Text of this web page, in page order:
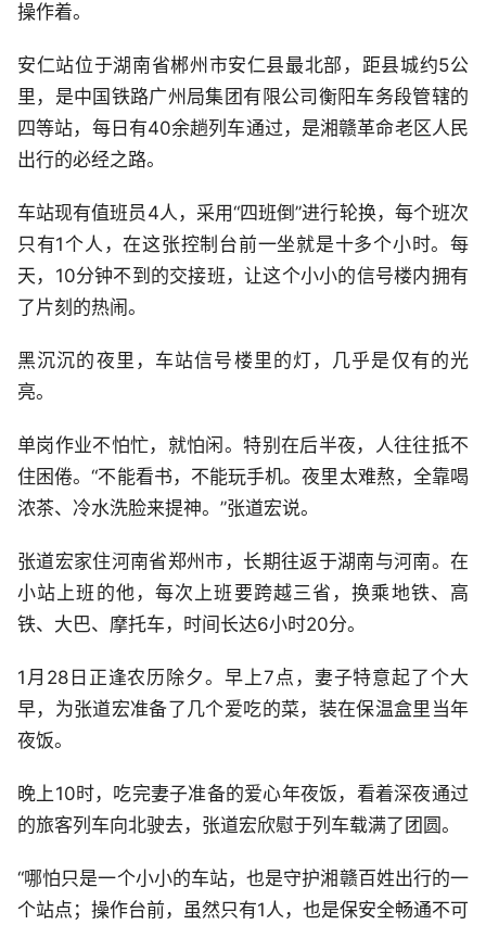
操作着。
安仁站位于湖南省郴州市安仁县最北部，距县城约5公
里，是中国铁路广州局集团有限公司衡阳车务段管辖的
四等站，每日有40余趟列车通过，是湘赣革命老区人民
出行的必经之路。
车站现有值班员4人，采用“四班倒”进行轮换，每个班次
只有1个人，在这张控制台前一坐就是十多个小时。每
天，10分钟不到的交接班，让这个小小的信号楼内拥有
了片刻的热闹。
黑沉沉的夜里，车站信号楼里的灯，几乎是仅有的光
亮。
单岗作业不怕忙，就怕闲。特别在后半夜，人往往抵不
住困倦。“不能看书，不能玩手机。夜里太难熬，全靠喝
浓茶、冷水洗脸来提神。”张道宏说。
张道宏家住河南省郑州市，长期往返于湖南与河南。在
小站上班的他，每次上班要跨越三省，换乘地铁、高
铁、大巴、摩托车，时间长达6小时20分。
1月28日正逢农历除夕。早上7点，妻子特意起了个大
早，为张道宏准备了几个爱吃的菜，装在保温盒里当年
夜饭。
晚上10时，吃完妻子准备的爱心年夜饭，看着深夜通过
的旅客列车向北驶去，张道宏欣慰于列车载满了团圆。
“哪怕只是一个小小的车站，也是守护湘赣百姓出行的一
个站点；操作台前，虽然只有1人，也是保安全畅通不可